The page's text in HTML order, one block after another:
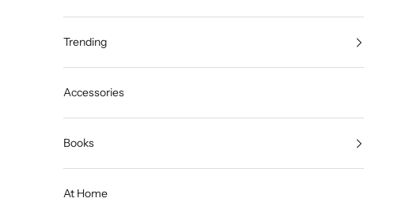
Trending
Accessories
Books
At Home